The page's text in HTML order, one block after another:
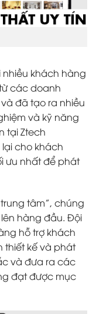
khách hàng
các doanh
đã tạo ra nhiều
và kỹ năng
tại Ztech
lại cho khách
ưu nhất để phát
tâm”, chúng
hàng đầu. Đội
hỗ trợ khách
thiết kế và phát
và đưa ra các
đạt được mục